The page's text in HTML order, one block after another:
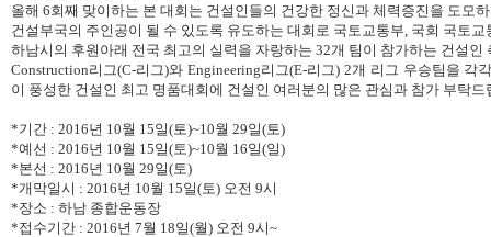
올해 6회째 맞이하는 본 대회는 건설인들의 건강한 정신과 체력증진을 도모
건설부국의 주인공이 될 수 있도록 유도하는 대회로 국토교통부, 국회 국토교
하남시의 후원아래 전국 최고의 실력을 자랑하는 32개 팀이 참가하는 건설인
Construction리그(C-리그)와 Engineering리그(E-리그) 2개 리그 우승팀을 각
이 풍성한 건설인 최고 명품대회에 건설인 여러분의 많은 관심과 참가 부탁드
*기간 : 2016년 10월 15일(토)~10월 29일(토)
*예선 : 2016년 10월 15일(토)~10월 16일(일)
*본선 : 2016년 10월 29일(토)
*개막일시 : 2016년 10월 15일(토) 오전 9시
*장소 : 하남 종합운동장
*접수기간 : 2016년 7월 18일(월) 오전 9시~